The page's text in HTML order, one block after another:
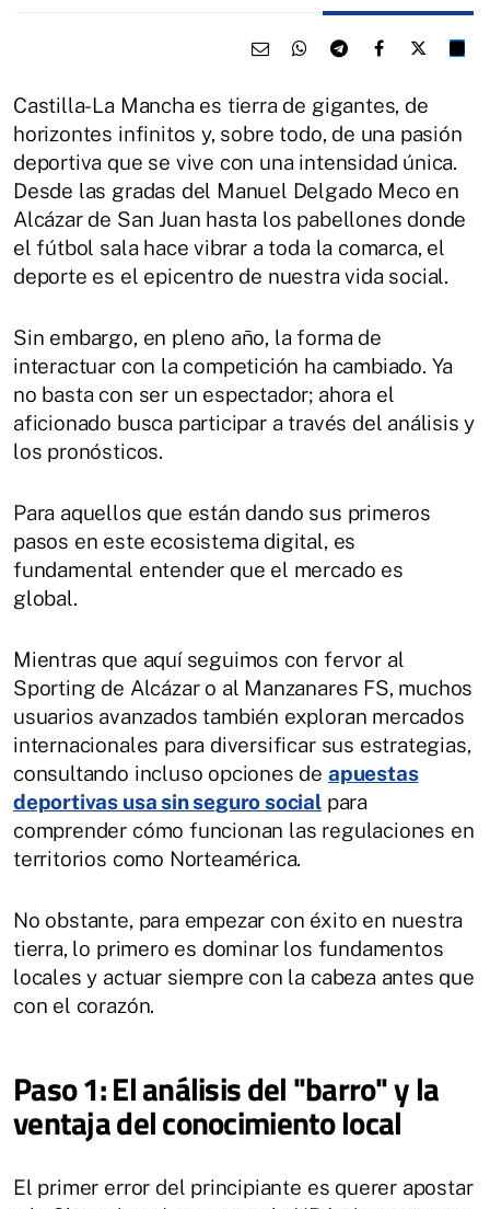
Castilla-La Mancha es tierra de gigantes, de
horizontes infinitos y, sobre todo, de una pasión
deportiva que se vive con una intensidad única.
Desde las gradas del Manuel Delgado Meco en
Alcázar de San Juan hasta los pabellones donde
el fútbol sala hace vibrar a toda la comarca, el
deporte es el epicentro de nuestra vida social.
Sin embargo, en pleno año, la forma de
interactuar con la competición ha cambiado. Ya
no basta con ser un espectador; ahora el
aficionado busca participar a través del análisis y
los pronósticos.
Para aquellos que están dando sus primeros
pasos en este ecosistema digital, es
fundamental entender que el mercado es
global.
Mientras que aquí seguimos con fervor al
Sporting de Alcázar o al Manzanares FS, muchos
usuarios avanzados también exploran mercados
internacionales para diversificar sus estrategias,
consultando incluso opciones de apuestas
deportivas usa sin seguro socialpara
comprender cómo funcionan las regulaciones en
territorios como Norteamérica.
No obstante, para empezar con éxito en nuestra
tierra, lo primero es dominar los fundamentos
locales y actuar siempre con la cabeza antes que
con el corazón.
Paso 1: El análisis del "barro" y la
ventaja del conocimiento local
El primer error del principiante es querer apostar